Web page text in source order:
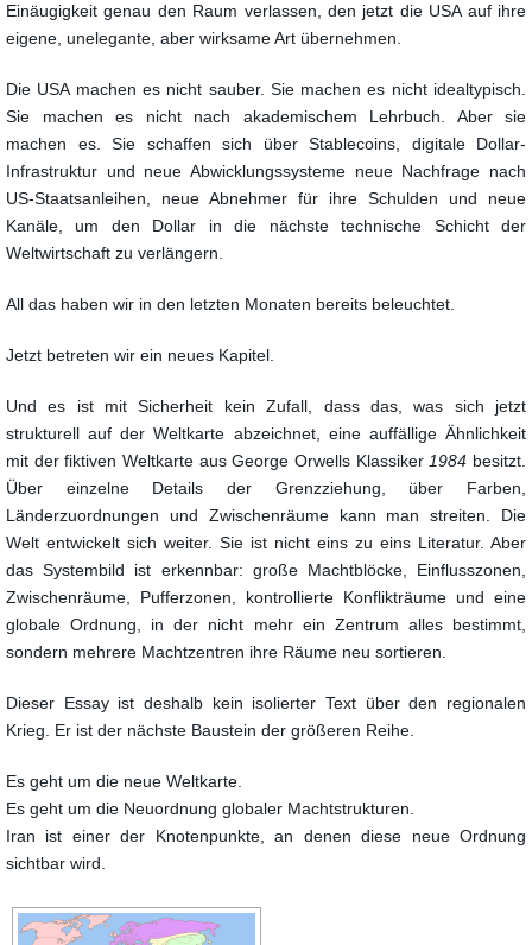
Einäugigkeit genau den Raum verlassen, den jetzt die USA auf ihre
eigene, unelegante, aber wirksame Art übernehmen.
Die USA machen es nicht sauber. Sie machen es nicht idealtypisch.
Sie machen es nicht nach akademischem Lehrbuch. Aber sie
machen es. Sie schaffen sich über Stablecoins, digitale Dollar-
Infrastruktur und neue Abwicklungssysteme neue Nachfrage nach
US-Staatsanleihen, neue Abnehmer für ihre Schulden und neue
Kanäle, um den Dollar in die nächste technische Schicht der
Weltwirtschaft zu verlängern.
All das haben wir in den letzten Monaten bereits beleuchtet.
Jetzt betreten wir ein neues Kapitel.
Und es ist mit Sicherheit kein Zufall, dass das, was sich jetzt
strukturell auf der Weltkarte abzeichnet, eine auffällige Ähnlichkeit
mit der fiktiven Weltkarte aus George Orwells Klassiker 1984 besitzt.
Über einzelne Details der Grenzziehung, über Farben,
Länderzuordnungen und Zwischenräume kann man streiten. Die
Welt entwickelt sich weiter. Sie ist nicht eins zu eins Literatur. Aber
das Systembild ist erkennbar: große Machtblöcke, Einflusszonen,
Zwischenräume, Pufferzonen, kontrollierte Konflikträume und eine
globale Ordnung, in der nicht mehr ein Zentrum alles bestimmt,
sondern mehrere Machtzentren ihre Räume neu sortieren.
Dieser Essay ist deshalb kein isolierter Text über den regionalen
Krieg. Er ist der nächste Baustein der größeren Reihe.
Es geht um die neue Weltkarte.
Es geht um die Neuordnung globaler Machtstrukturen.
Iran ist einer der Knotenpunkte, an denen diese neue Ordnung
sichtbar wird.